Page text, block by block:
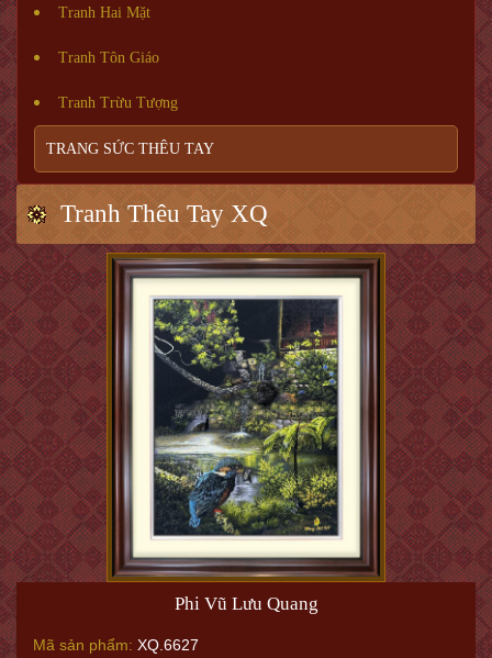
Tranh Hai Mặt
Tranh Tôn Giáo
Tranh Trừu Tượng
TRANG SỨC THÊU TAY
Tranh Thêu Tay XQ
Phi Vũ Lưu Quang
Mã sản phẩm: XQ.6627